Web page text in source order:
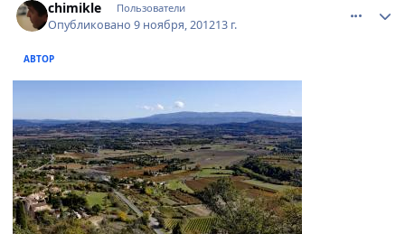
chimikle Пользователи
Опубликовано9 ноября, 201213 г.
АВТОР